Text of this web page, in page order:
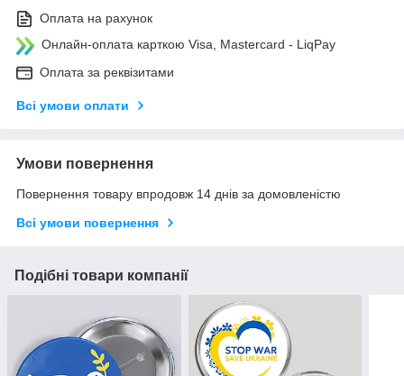
Оплата на рахунок
Онлайн-оплата карткою Visa, Mastercard - LiqPay
Оплата за реквізитами
Всі умови оплати
Умови повернення
Повернення товару впродовж 14 днів за домовленістю
Всі умови повернення
Подібні товари компанії